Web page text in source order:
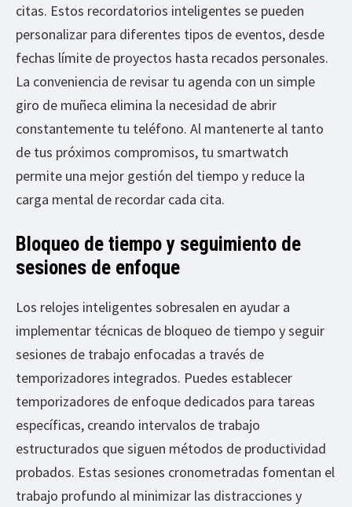
citas. Estos recordatorios inteligentes se pueden
personalizar para diferentes tipos de eventos, desde
fechas límite de proyectos hasta recados personales.
La conveniencia de revisar tu agenda con un simple
giro de muñeca elimina la necesidad de abrir
constantemente tu teléfono. Al mantenerte al tanto
de tus próximos compromisos, tu smartwatch
permite una mejor gestión del tiempo y reduce la
carga mental de recordar cada cita.
Bloqueo de tiempo y seguimiento de
sesiones de enfoque
Los relojes inteligentes sobresalen en ayudar a
implementar técnicas de bloqueo de tiempo y seguir
sesiones de trabajo enfocadas a través de
temporizadores integrados. Puedes establecer
temporizadores de enfoque dedicados para tareas
específicas, creando intervalos de trabajo
estructurados que siguen métodos de productividad
probados. Estas sesiones cronometradas fomentan el
trabajo profundo al minimizar las distracciones y